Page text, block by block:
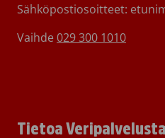
Sähköpostiosoitteet:
Vaihde 029 300 1010
Tietoa Veripalvelusta